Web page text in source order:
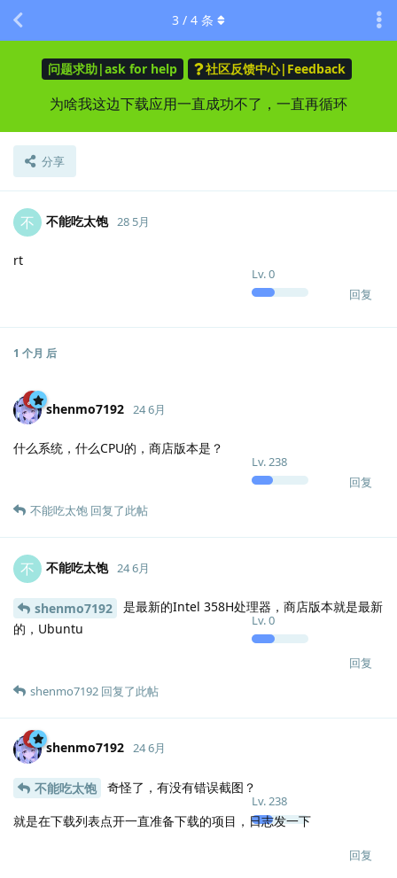
问题求助|ask for help 社区反馈中心|Feedback
为啥我这边下载应用一直成功不了，一直再循环
分享
3 / 4 条
不 不能吃太饱
Lv.0
28 5月
rt
回复
1 个月 后
shenmo7192
Lv.238
24 6月
什么系统，什么CPU的，商店版本是？
回复
不能吃太饱 回复了此帖
不 不能吃太饱
Lv.0
24 6月
shenmo7192
是最新的Intel 358H处理器，商店版本就是最新
的，Ubuntu
回复
shenmo7192 回复了此帖
shenmo7192
Lv. 238
24 6月
不能吃太饱 奇怪了，有没有错误截图？
就是在下载列表点开一直准备下载的项目，日志发一下
回复